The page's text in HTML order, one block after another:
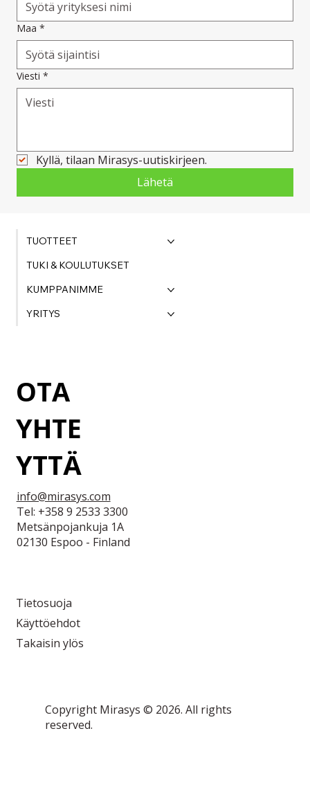
Maa *
Viesti *
Kyllä, tilaan Mirasys-uutiskirjeen.
Lähetä
TUOTTEET
TUKI & KOULUTUKSET
KUMPPANIMME
YRITYS
OTA
YHTE
YTTÄ
info@mirasys.com
Tel: +358 9 2533 3300
Metsänpojankuja 1A
02130 Espoo - Finland
Tietosuoja
Käyttöehdot
Takaisin ylös
Copyright Mirasys © 2026. All rights
reserved.